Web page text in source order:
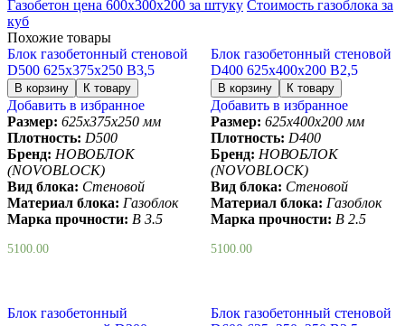
Газобетон цена 600х300х200 за штуку Стоимость газоблока за
куб
Похожие товары
Блок газобетонный стеновой
D500 625х375х250 B3,5
Добавить в избранное
Размер: 625х375х250 мм
Плотность: D500
Бренд: НОВОБЛОК
(NOVOBLOCK)
Вид блока: Стеновой
Материал блока: Газоблок
Марка прочности: B 3.5
5100.00
Блок газобетонный стеновой
D400 625х400х200 B2,5
Добавить в избранное
Размер: 625х400х200 мм
Плотность: D400
Бренд: НОВОБЛОК
(NOVOBLOCK)
Вид блока: Стеновой
Материал блока: Газоблок
Марка прочности: B 2.5
5100.00
Блок газобетонный
Блок газобетонный стеновой